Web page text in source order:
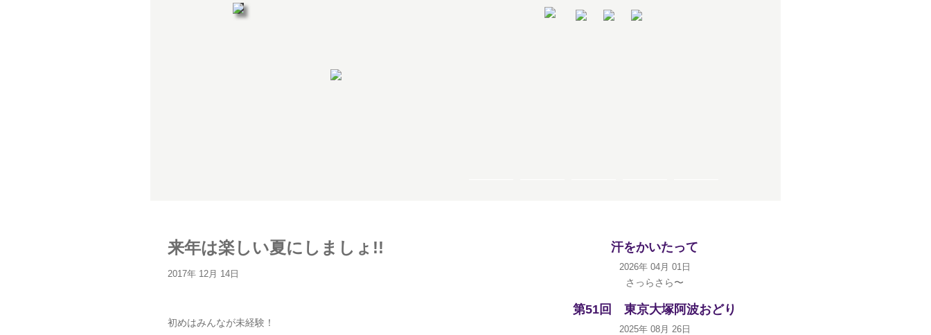
来年は楽しい夏にしましょ!!
2017年 12月 14日
初めはみんなが未経験！
汗をかいたって
2026年 04月 01日
さっらさら〜
第51回 東京大塚阿波おどり
2025年 08月 26日